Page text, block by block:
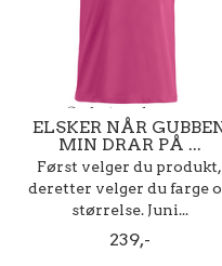
ELSKER NÅR
MIN DRAR PÅ ...
Først velger du produkt,
deretter velger du farge
størrelse. Juni...
239,-